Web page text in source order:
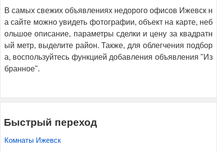
В самых свежих объявлениях недорого офисов Ижевск н
а сайте можно увидеть фотографии, объект на карте, неб
ольшое описание, параметры сделки и цену за квадратн
ый метр, выделите район. Также, для облегчения подбор
а, воспользуйтесь функцией добавления объявления "Из
бранное".
Быстрый переход
Комнаты Ижевск